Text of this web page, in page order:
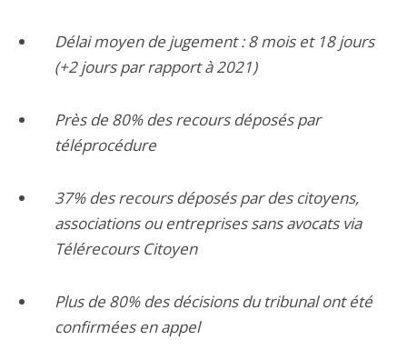
Délai moyen de jugement : 8 mois et 18 jours
(+2 jours par rapport à 2021)
Près de 80% des recours déposés par
téléprocédure
37% des recours déposés par des citoyens,
associations ou entreprises sans avocats via
Télérecours Citoyen
Plus de 80% des décisions du tribunal ont été
confirmées en appel